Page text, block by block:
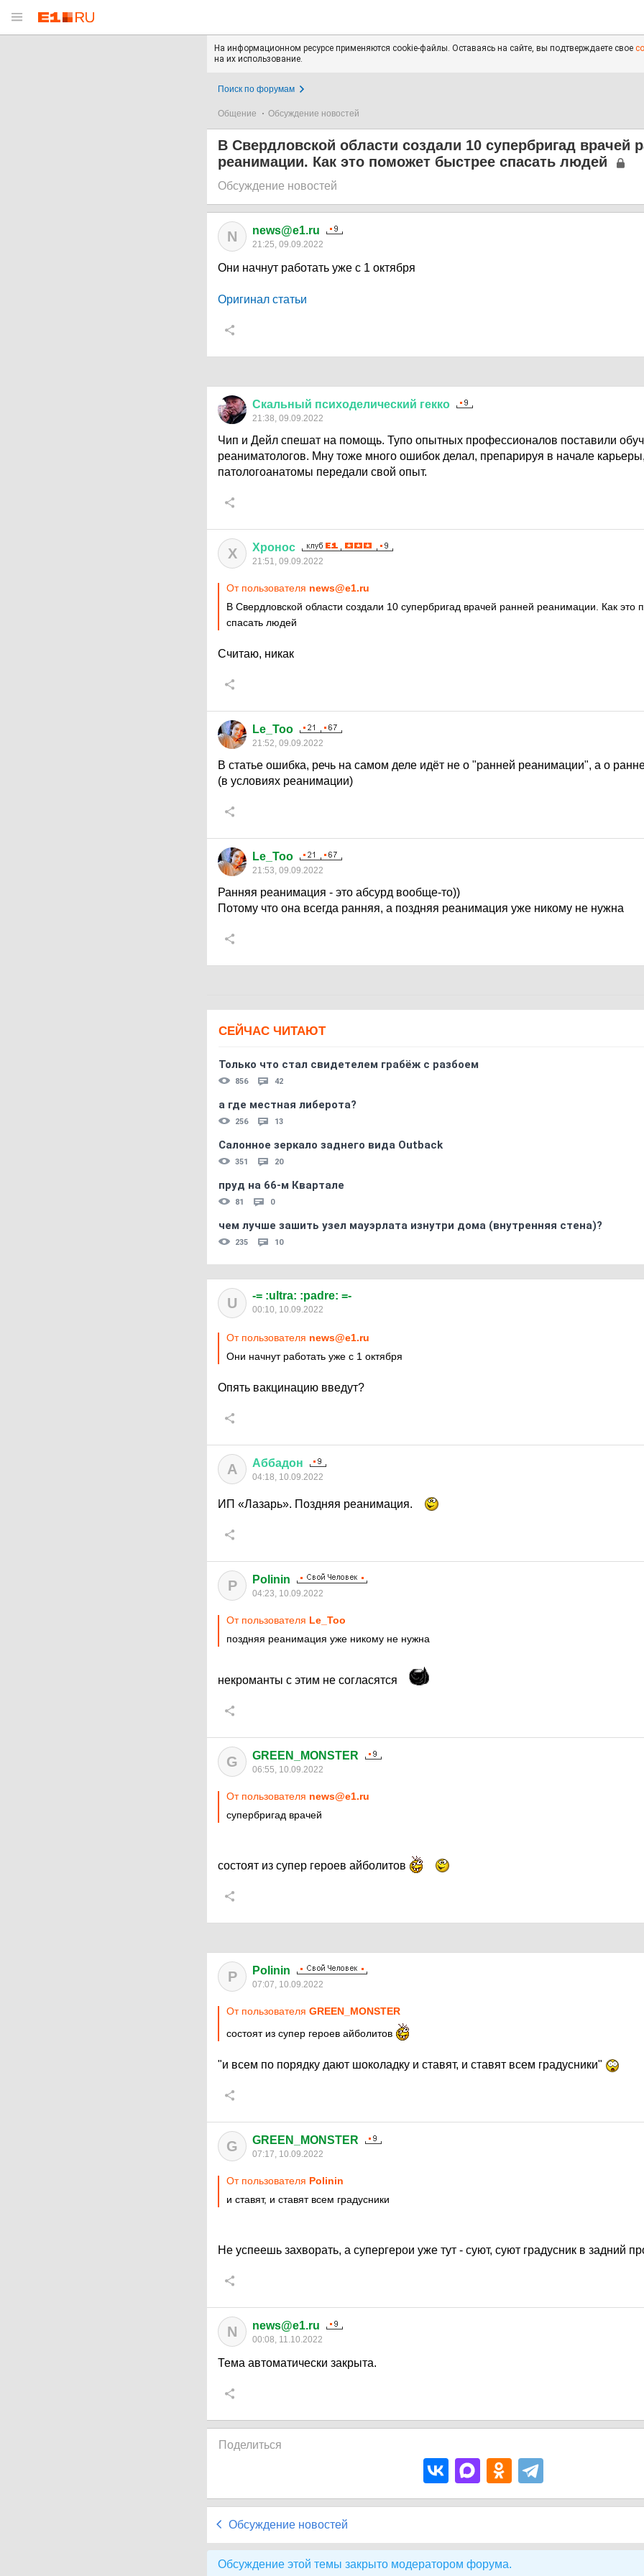
На информационном ресурсе применяются cookie-файлы. Оставаясь на сайте, вы подтверждаете свое
на их использование.
Поиск по форумам
Общение Обсуждение новостей
В Свердловской области создали 10 супербригад врачей
реанимации. Как это поможет быстрее спасать людей
Обсуждение новостей
N news@e1.ru
21:25, 09.09.2022
Они начнут работать уже с 1 октября
Оригинал статьи
Скальный психоделический гекко
21:38, 09.09.2022
Чип и Дейл спешат на помощь. Тупо опытных профессионалов поставили
реаниматологов. Мну тоже много ошибок делал, препарируя в начале
патологоанатомы передали свой опыт.
Х Хронос
21:51, 09.09.2022
От пользователя news@e1.ru
В Свердловской области создали 10 супербригад врачей ранней реанимации. Как это
спасать людей
Считаю, никак
Le_Too
21:52, 09.09.2022
В статье ошибка, речь на самом деле идёт не о "ранней реанимации", а о
(в условиях реанимации)
Le_Too
21:53, 09.09.2022
Ранняя реанимация - это абсурд вообще-то))
Потому что она всегда ранняя, а поздняя реанимация уже никому не нужна
СЕЙЧАС ЧИТАЮТ
Только что стал свидетелем грабёж с разбоем
856 42
а где местная либерота?
256 13
Салонное зеркало заднего вида Outback
351 20
пруд на 66-м Квартале
81 0
чем лучше зашить узел мауэрлата изнутри дома (внутренняя стена)?
235 10
U -= :ultra: :padre: =-
00:10, 10.09.2022
От пользователя news@e1.ru
Они начнут работать уже с 1 октября
Опять вакцинацию введут?
А Аббадон
04:18, 10.09.2022
ИП «Лазарь». Поздняя реанимация.
P Polinin
04:23, 10.09.2022
От пользователя Le_Too
поздняя реанимация уже никому не нужна
некроманты с этим не согласятся
G GREEN_MONSTER
06:55, 10.09.2022
От пользователя news@e1.ru
супербригад врачей
состоят из супер героев айболитов
P Polinin
07:07, 10.09.2022
От пользователя GREEN_MONSTER
состоят из супер героев айболитов
"и всем по порядку дают шоколадку и ставят, и ставят всем градусники"
G GREEN_MONSTER
07:17, 10.09.2022
От пользователя Polinin
и ставят, и ставят всем градусники
Не успеешь захворать, а супергерои уже тут - суют, суют градусник в задний
N news@e1.ru
00:08, 11.10.2022
Тема автоматически закрыта.
Поделиться
Обсуждение новостей
Обсуждение этой темы закрыто модератором форума.